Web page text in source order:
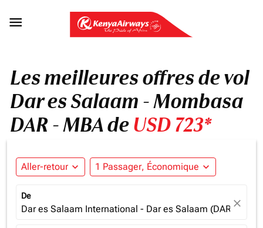

Les meilleures offres de vol
Dar es Salaam - Mombasa
DAR - MBA deUSD 723*
Aller-retour expand_more 1 Passager, Économique expand_more
De
Dar es Salaam International - Dar es Salaam (DAR),close